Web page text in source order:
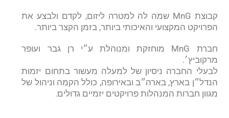
קבוצת MnG שמה לה למטרה ליזום, לקדם ולבצע את
הפרויקט המקצועי והאיכותי ביותר, בזמן הקצר ביותר.
חברת MnG מוחזקת ומנוהלת ע״י רן גבר ועופר
מרקוביץ׳.
לבעלי החברה ניסיון של למעלה מעשור בתחום יזמות
הנדל״ן בארץ, בארה״ב ובאירופה, כולל הקמה וניהול של
מגוון חברות המנהלות פרויקטים יזמיים גדולים.